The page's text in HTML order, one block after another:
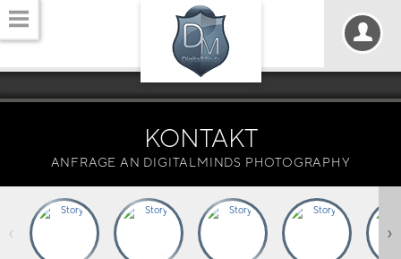
KONTAKT
ANFRAGE AN DIGITALMINDS PHOTOGRAPHY
‹ ›